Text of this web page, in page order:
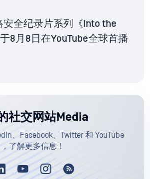
安全纪录片系列《Into the
8月8日在YouTube全球首播
社交网站Media
、Facebook、Twitter 和 YouTube
，了解更多信息！